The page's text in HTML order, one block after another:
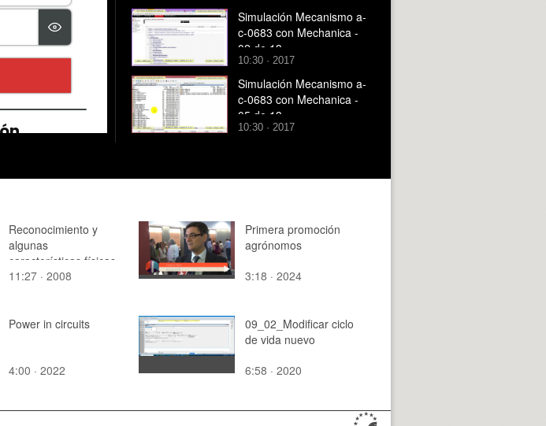
Simulación Mecanismo a-
c-0683 con Mechanica -
02 de 13
10:30 · 2017
Simulación Mecanismo a-
c-0683 con Mechanica -
05 de 13
10:30 · 2017
Reconocimiento y
algunas
características físicas
de los sustratos
11:27 · 2008
Primera promoción
agrónomos
3:18 · 2024
Power in circuits
4:00 · 2022
09_02_Modificar ciclo
de vida nuevo
6:58 · 2020